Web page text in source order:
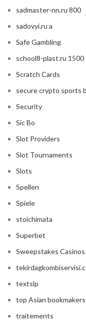
sadmaster-nn.ru 800
sadovyi.ru a
Safe Gambling
school8-plast.ru 1500
Scratch Cards
secure crypto sports
Security
Sic Bo
Slot Providers
Slot Tournaments
Slots
Spellen
Spiele
stoichimata
Superbet
Sweepstakes Casinos
textslp
top Asian
traitements